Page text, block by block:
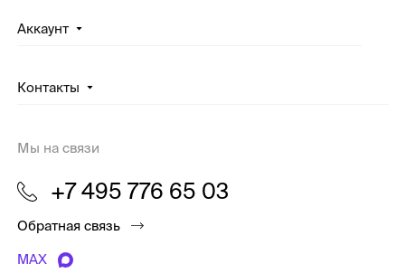
Аккаунт
Контакты
Мы на связи
+7 495 776 65 03
Обратная связь
MAX